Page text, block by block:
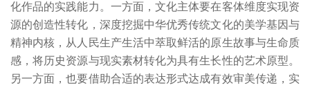
化作品的实践能力。一方面，文化主体要在客体维度实现资
源的创造性转化，深度挖掘中华优秀传统文化的美学基因与
精神内核，从人民生产生活中萃取鲜活的原生故事与生命质
感，将历史资源与现实素材转化为具有生长性的艺术原型。
另一方面，也要借助合适的表达形式达成有效审美传递，实